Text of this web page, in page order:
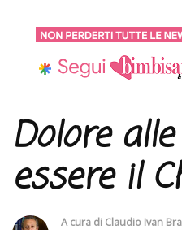
Dolore
essere il
A cura di Claudio Ivan